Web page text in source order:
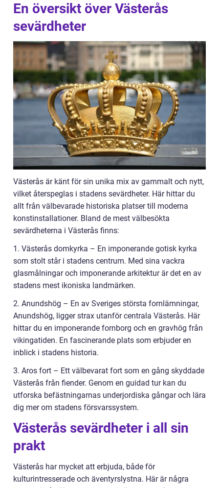
En översikt över Västerås
sevärdheter
Västerås är känt för sin unika mix av gammalt och nytt,
vilket återspeglas i stadens sevärdheter. Här hittar du
allt från välbevarade historiska platser till moderna
konstinstallationer. Bland de mest välbesökta
sevärdheterna i Västerås finns:
1. Västerås domkyrka – En imponerande gotisk kyrka
som stolt står i stadens centrum. Med sina vackra
glasmålningar och imponerande arkitektur är det en av
stadens mest ikoniska landmärken.
2. Anundshög – En av Sveriges största fornlämningar,
Anundshög, ligger strax utanför centrala Västerås. Här
hittar du en imponerande fornborg och en gravhög från
vikingatiden. En fascinerande plats som erbjuder en
inblick i stadens historia.
3. Aros fort – Ett välbevarat fort som en gång skyddade
Västerås från fiender. Genom en guidad tur kan du
utforska befästningarnas underjordiska gångar och lära
dig mer om stadens försvarssystem.
Västerås sevärdheter i all sin
prakt
Västerås har mycket att erbjuda, både för
kulturintresserade och äventyrslystna. Här är några